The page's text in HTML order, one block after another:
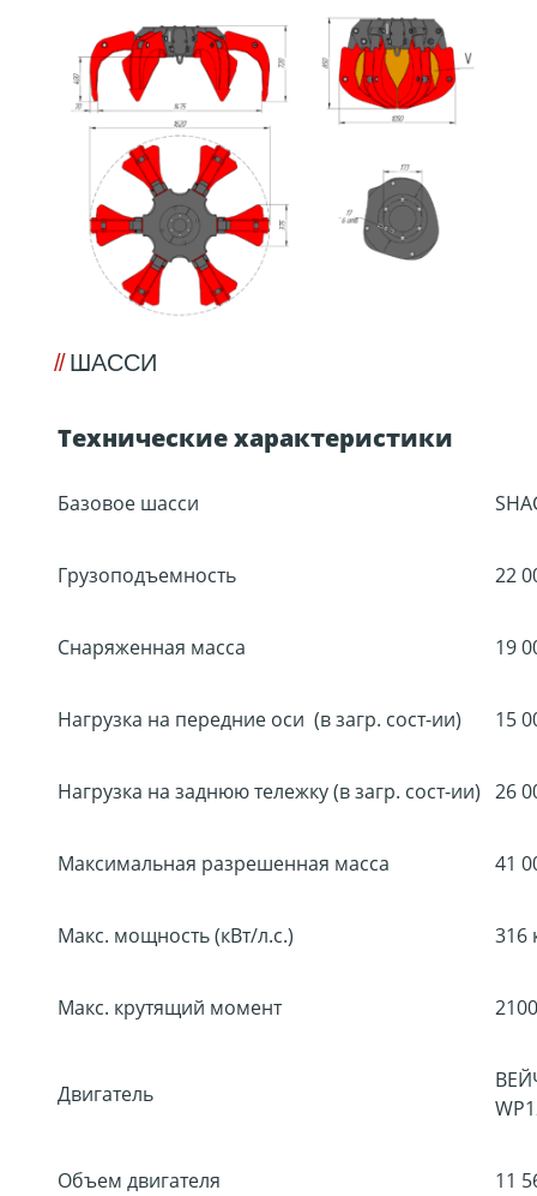
ШАССИ
Технические характеристики
Базовое шасси
Грузоподъемность 22
Снаряженная масса 19
Нагрузка на передние оси (в загр. сост-ии) 15
Нагрузка на заднюю тележку (в загр. сост-ии) 26
Максимальная разрешенная масса 41
Макс. мощность (кВт/л.с.) 316
Макс. крутящий момент
Двигатель
Объем двигателя 11